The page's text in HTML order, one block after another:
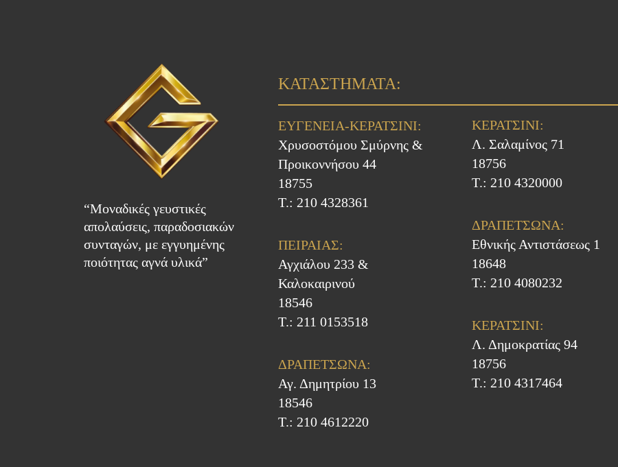
“Μοναδικές γευστικές
απολαύσεις, παραδοσιακών
συνταγών, με εγγυημένης
ποιότητας αγνά υλικά”
ΚΑΤΑΣΤΗΜΑΤΑ:
ΕΥΓΕΝΕΙΑ-ΚΕΡΑΤΣΙΝΙ:
Χρυσοστόμου Σμύρνης &
Προικοννήσου 44
18755
Τ.: 210 4328361
ΠΕΙΡΑΙΑΣ:
Αγχιάλου 233 &
Καλοκαιρινού
18546
Τ.: 211 0153518
ΔΡΑΠΕΤΣΩΝΑ:
Αγ. Δημητρίου 13
18546
Τ.: 210 4612220
ΚΕΡΑΤΣΙΝΙ:
Λ. Σαλαμίνος 71
18756
Τ.: 210 4320000
ΔΡΑΠΕΤΣΩΝΑ:
Εθνικής Αντιστάσεως 1
18648
Τ.: 210 4080232
ΚΕΡΑΤΣΙΝΙ:
Λ. Δημοκρατίας 94
18756
Τ.: 210 4317464